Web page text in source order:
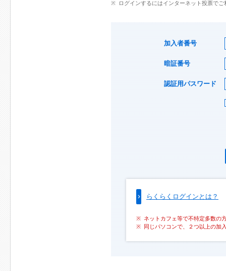
ログインするにはインターネット投票で
加入者番号
暗証番号
認証用パスワード
らくらくログインとは？
ネットカフェ等で不特定多数の
同じパソコンで、２つ以上の加